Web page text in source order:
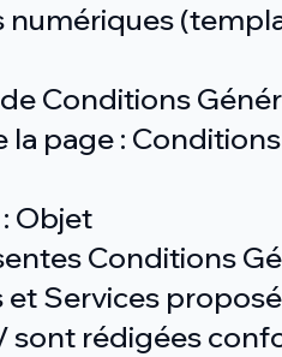
Conditions
la page :
Objet
Conditions
et Services
sont rédigées